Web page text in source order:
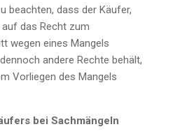
beachten, dass der Käufer,
das Recht zum
wegen eines Mangels
andere Rechte behält,
Vorliegen des Mangels
bei Sachmängeln